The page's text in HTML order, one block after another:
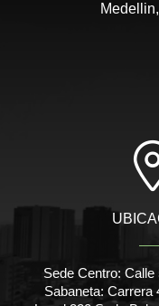
Sede Centro: Calle
Sabaneta: Carrera